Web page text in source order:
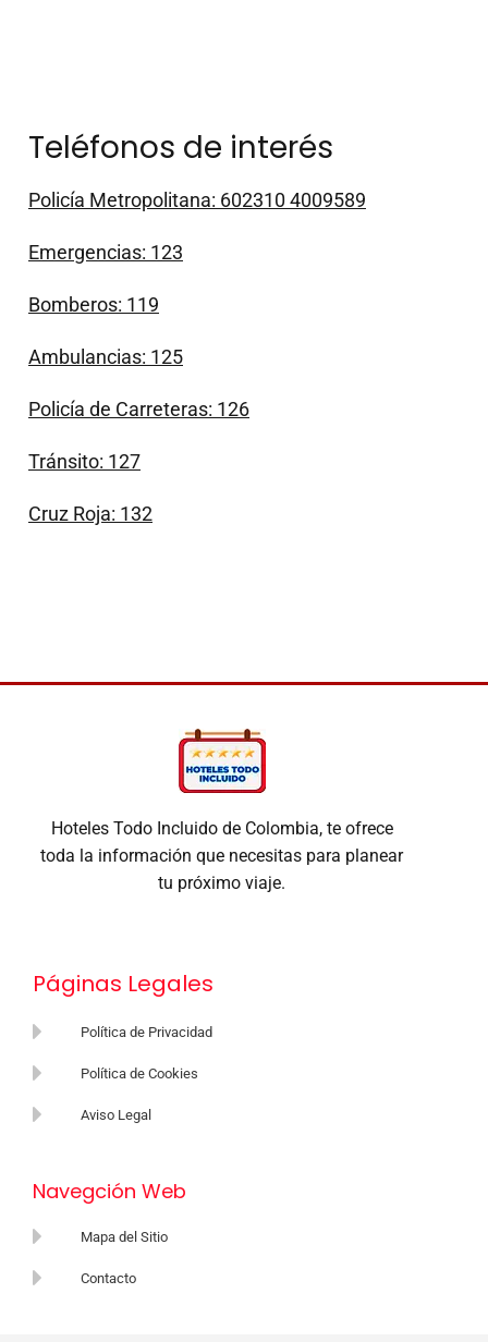
Teléfonos de interés
Policía Metropolitana: 602310 4009589
Emergencias: 123
Bomberos: 119
Ambulancias: 125
Policía de Carreteras: 126
Tránsito: 127
Cruz Roja: 132
Hoteles Todo Incluido de Colombia, te ofrece
toda la información que necesitas para planear
tu próximo viaje.
Páginas Legales
Política de Privacidad
Política de Cookies
Aviso Legal
Navegción Web
Mapa del Sitio
Contacto